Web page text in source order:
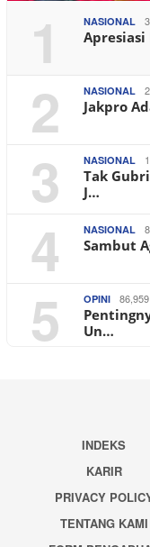
1 NASIONAL
Apresiasi
2 NASIONAL
Jakpro
3 NASIONAL
Tak
J…
4 NASIONAL
Sambut
5 OPINI
Un…
INDEKS
KARIR
PRIVACY
TENTANG KAMI